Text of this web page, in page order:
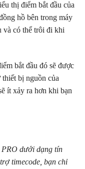
thị điểm bắt đầu của
hồ bên trong máy
và có thể trôi đi khi
bắt đầu đó sẽ được
bị nguồn của
ít xảy ra hơn khi bạn
PRO dưới dạng tín
timecode, bạn chỉ